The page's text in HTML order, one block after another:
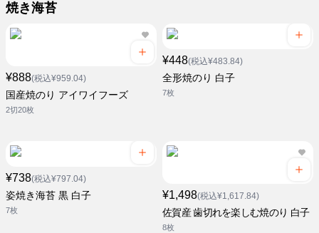
焼き海苔
¥888(税込¥959.04)
国産焼のり アイワイフーズ
2切20枚
¥448(税込¥483.84)
全形焼のり 白子
7枚
¥738(税込¥797.04)
姿焼き海苔 黒 白子
7枚
¥1,498(税込¥1,617.84)
佐賀産 歯切れを楽しむ焼のり 白子
8枚